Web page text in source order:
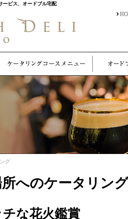
ービス、オードブル宅配
グ
へのケータリング
な花火鑑賞